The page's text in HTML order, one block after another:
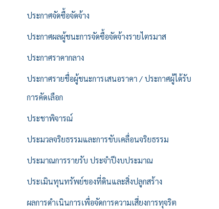
ประกาศจัดซื้อจัดจ้าง
ประกาศผลผู้ชนะการจัดซื้อจัดจ้างรายไตรมาส
ประกาศราคากลาง
ประกาศรายชื่อผู้ชนะการเสนอราคา / ประกาศผู้ได้รับ
การคัดเลือก
ประชาพิจารณ์
ประมวลจริยธรรมและการขับเคลื่อนจริยธรรม
ประมาณการรายรับ ประจำปีงบประมาณ
ประเมินทุนทรัพย์ของที่ดินและสิ่งปลูกสร้าง
ผลการดำเนินการเพื่อจัดการความเสี่ยงการทุจริต